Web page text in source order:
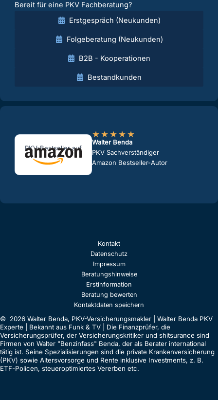
Bereit für eine PKV Fachberatung?
Erstgespräch (Neukunden)
Folgeberatung (Neukunden)
B2B - Kooperationen
Bestandkunden
PKV-Bestseller auf
★★★★★
Walter Benda
PKV Sachverständiger
Amazon Bestseller-Autor
Kontakt
Datenschutz
Impressum
Beratungshinweise
Erstinformation
Beratung bewerten
Kontaktdaten speichern
© 2026 Walter Benda, PKV-Versicherungsmakler | Walter Benda PKV
Experte | Bekannt aus Funk & TV | Die Finanzprüfer, die
Versicherungsprüfer, der Versicherungskritiker und shitsurance sind
Firmen von Walter "Benzinfass" Benda, der als Berater international
tätig ist. Seine Spezialisierungen sind die private Krankenversicherung
(PKV) sowie Altersvorsorge und Rente inklusive Investments, z. B.
ETF-Policen, steueroptimiertes Vererben etc.